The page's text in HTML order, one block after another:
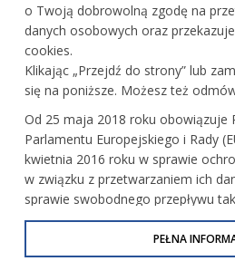
SIATKÓWKA: GRUPA AZOTY
SILESIA VOLLEY MYSŁOWICE
29 kwietnia 2017 r.fot. Artur Gawle
o Twoją dobrowolną zgodę na
danych osobowych oraz
cookies.
Klikając „Przejdź do strony” lub
się na poniższe. Możesz też
Od 25 maja 2018 roku obowiązuje
Parlamentu Europejskiego i Rady
kwietnia 2016 roku w sprawie
w związku z przetwarzaniem ich
sprawie swobodnego przepływu
uchylenia dyrektywy 95/46/WE
lub Ogólne Rozporządzenie o
PEŁNA